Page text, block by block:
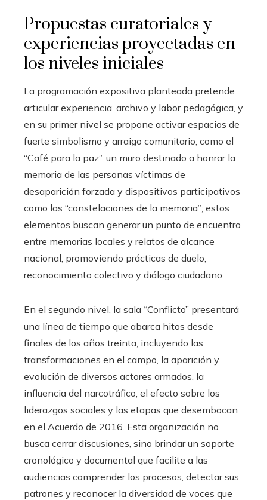
Propuestas curatoriales y
experiencias proyectadas en
los niveles iniciales
La programación expositiva planteada pretende
articular experiencia, archivo y labor pedagógica, y
en su primer nivel se propone activar espacios de
fuerte simbolismo y arraigo comunitario, como el
“Café para la paz”, un muro destinado a honrar la
memoria de las personas víctimas de
desaparición forzada y dispositivos participativos
como las “constelaciones de la memoria”; estos
elementos buscan generar un punto de encuentro
entre memorias locales y relatos de alcance
nacional, promoviendo prácticas de duelo,
reconocimiento colectivo y diálogo ciudadano.
En el segundo nivel, la sala “Conflicto” presentará
una línea de tiempo que abarca hitos desde
finales de los años treinta, incluyendo las
transformaciones en el campo, la aparición y
evolución de diversos actores armados, la
influencia del narcotráfico, el efecto sobre los
liderazgos sociales y las etapas que desembocan
en el Acuerdo de 2016. Esta organización no
busca cerrar discusiones, sino brindar un soporte
cronológico y documental que facilite a las
audiencias comprender los procesos, detectar sus
patrones y reconocer la diversidad de voces que